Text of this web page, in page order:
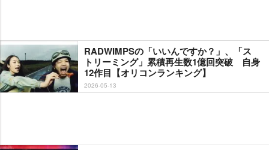
RADWIMPSの「いいんですか？」、「ス
トリーミング」累積再生数1億回突破 自身
12作目【オリコンランキング】
2026-05-13